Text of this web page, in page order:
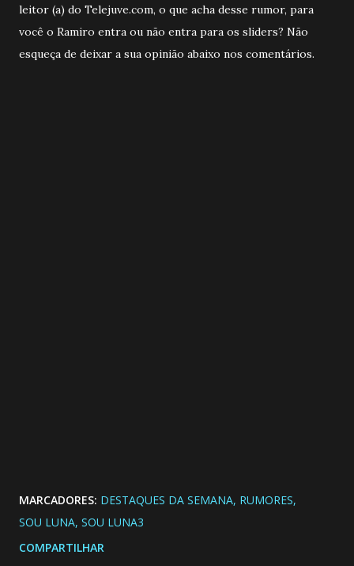
leitor (a) do Telejuve.com, o que acha desse rumor, para
você o Ramiro entra ou não entra para os sliders? Não
esqueça de deixar a sua opinião abaixo nos comentários.
MARCADORES: DESTAQUES DA SEMANA RUMORES
SOU LUNA SOU LUNA3
COMPARTILHAR